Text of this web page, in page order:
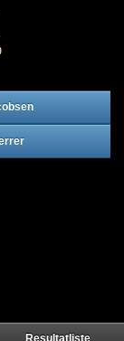
Resultatliste